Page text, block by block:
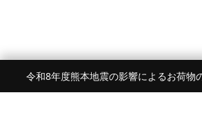
令和8年度熊本地震の影響によるお荷物